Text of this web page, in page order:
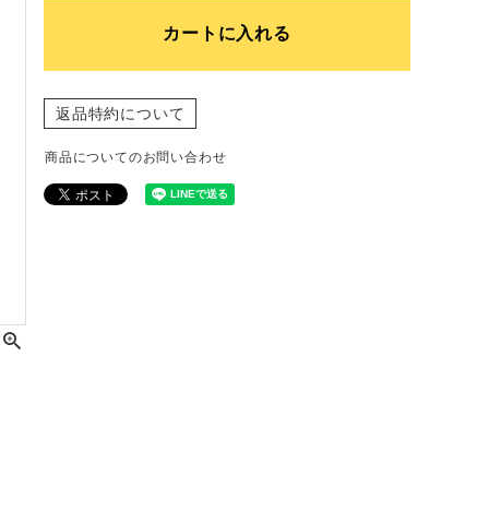
カートに入れる
返品特約について
商品についてのお問い合わせ